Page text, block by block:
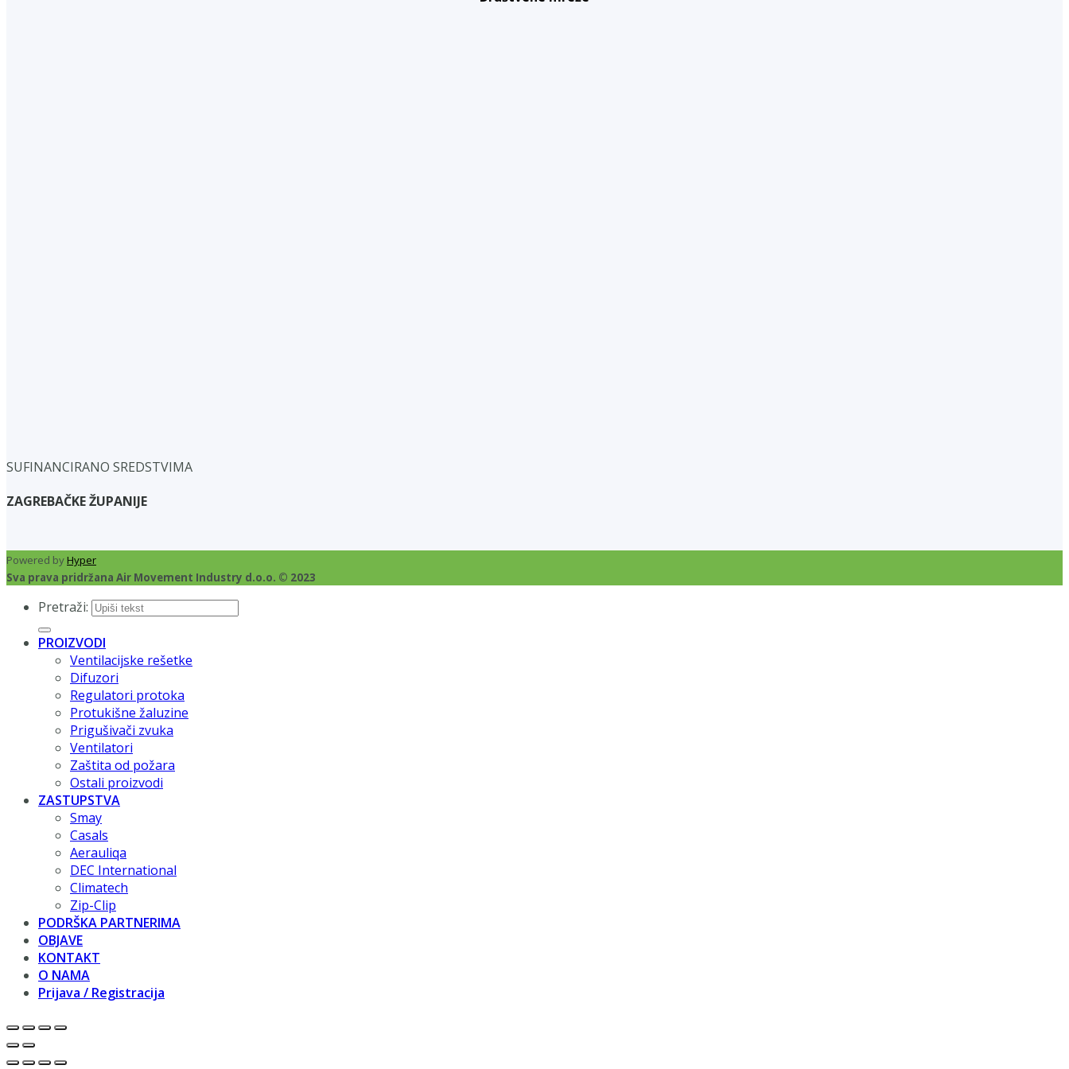
SUFINANCIRANO SREDSTVIMA
ZAGREBAČKE ŽUPANIJE
Powered byHyper
Sva prava pridržana Air Movement Industry d.o.o. © 2023
Pretraži:
PROIZVODI
Ventilacijske rešetke
Difuzori
Regulatori protoka
Protukišne žaluzine
Prigušivači zvuka
Ventilatori
Zaštita od požara
Ostali proizvodi
ZASTUPSTVA
Smay
Casals
Aerauliqa
DEC International
Climatech
Zip-Clip
PODRŠKA PARTNERIMA
OBJAVE
KONTAKT
O NAMA
Prijava / Registracija